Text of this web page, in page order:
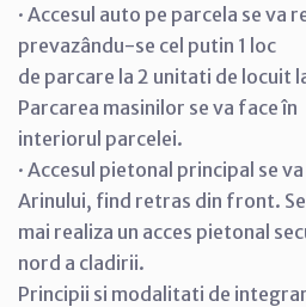
· Accesul auto pe parcela se va
prevazându-se cel putin 1 loc
de parcare la 2 unitati de locuit
Parcarea masinilor se va face în
interiorul parcelei.
· Accesul pietonal principal se
Arinului, find retras din front.
mai realiza un acces pietonal
nord a cladirii.
Principii si modalitati de